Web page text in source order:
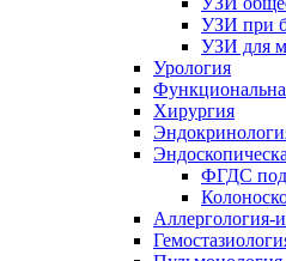
УЗИ при
УЗИ для
Урология
Хирургия
ФГДС под
Аллергология-